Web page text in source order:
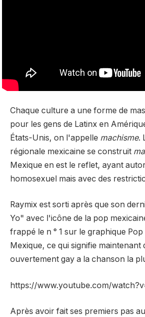
Chaque culture a une forme de
pour les gens de Latinx en
États-Unis, on l'appelle machisme.
régionale mexicaine se construit
Mexique en est le reflet, ayant
homosexuel mais avec des
Raymix est sorti après que son
Yo" avec l'icône de la pop
frappé le n ° 1 sur le graphique
Mexique, ce qui signifie maintenant
ouvertement gay a la chanson la
https://www.youtube.com/
Après avoir fait ses premiers pas